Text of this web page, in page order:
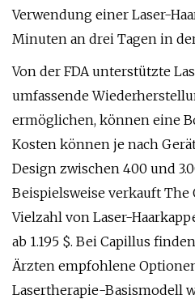
Verwendung einer Laser-
Minuten an drei Tagen in
Von der FDA unterstützte
umfassende
ermöglichen, können eine
Kosten können je nach
Design zwischen 400 und
Beispielsweise verkauft The
Vielzahl von Laser-
ab 1.195 $. Bei Capillus
Ärzten empfohlene
Lasertherapie-Basismodell